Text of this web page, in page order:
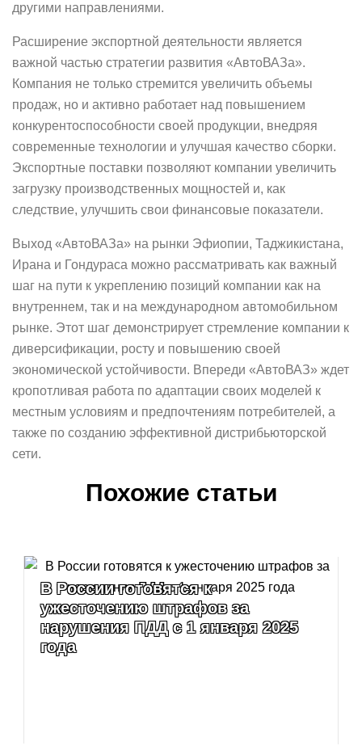
другими направлениями.
Расширение экспортной деятельности является
важной частью стратегии развития «АвтоВАЗа».
Компания не только стремится увеличить объемы
продаж, но и активно работает над повышением
конкурентоспособности своей продукции, внедряя
современные технологии и улучшая качество сборки.
Экспортные поставки позволяют компании увеличить
загрузку производственных мощностей и, как
следствие, улучшить свои финансовые показатели.
Выход «АвтоВАЗа» на рынки Эфиопии, Таджикистана,
Ирана и Гондураса можно рассматривать как важный
шаг на пути к укреплению позиций компании как на
внутреннем, так и на международном автомобильном
рынке. Этот шаг демонстрирует стремление компании к
диверсификации, росту и повышению своей
экономической устойчивости. Впереди «АвтоВАЗ» ждет
кропотливая работа по адаптации своих моделей к
местным условиям и предпочтениям потребителей, а
также по созданию эффективной дистрибьюторской
сети.
Похожие статьи
В России готовятся к
ужесточению штрафов за
нарушения ПДД с 1 января 2025
года